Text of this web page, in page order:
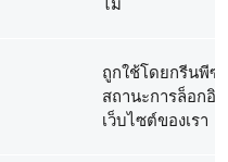
ไม่
ถูกใช้โดยกรีนพีซ
สถานะการล็อกอิ
เว็บไซต์ของเรา